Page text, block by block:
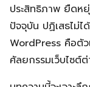
ประสิทธิภาพ ยืดห
ปัจจุบัน ปฏิเสธไม่ไ
WordPress คือตั
ศัลยกรรมเว็บไซต์ต่